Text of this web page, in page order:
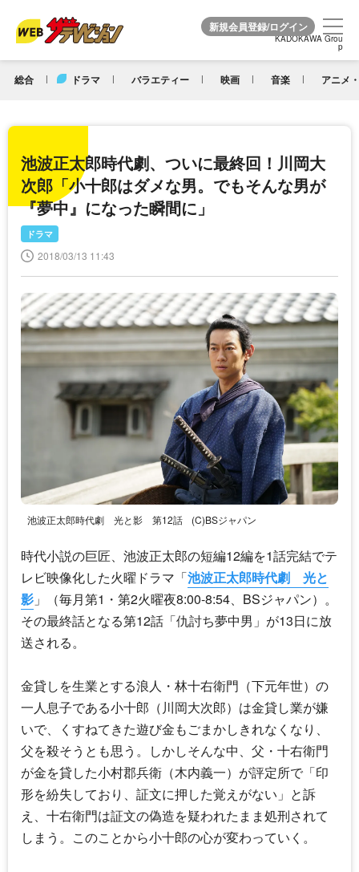
KADOKAWA Grou
p
総合 ドラマ バラエティー 映画 音楽 アニメ
KADOKAWA Grou
p
池波正太郎時代劇、ついに最終回！川岡大
次郎「小十郎はダメな男。でもそんな男が
『夢中』になった瞬間に」
ドラマ
2018/03/13 11:43
池波正太郎時代劇 光と影 第12話 (C)BSジャパン
時代小説の巨匠、池波正太郎の短編12編を1話完結でテ
レビ映像化した火曜ドラマ「池波正太郎時代劇 光と
影 」（毎月第1・第2火曜夜8:00-8:54、BSジャパン）。
その最終話となる第12話「仇討ち夢中男」が13日に放
送される。
金貸しを生業とする浪人・林十右衛門（下元年世）の
一人息子である小十郎（川岡大次郎）は金貸し業が嫌
いで、くすねてきた遊び金もごまかしきれなくなり、
父を殺そうとも思う。しかしそんな中、父・十右衛門
が金を貸した小村郡兵衛（木内義一）が評定所で「印
形を紛失しており、証文に押した覚えがない」と訴
え、十右衛門は証文の偽造を疑われたまま処刑されて
しまう。このことから小十郎の心が変わっていく。